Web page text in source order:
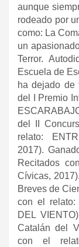
aunque
rodeado por
como: La
un
Terror.
Escuela de
ha dejado de
del I Premio
del II
relato:
2017).
Recitados
Cívicas,
Breves de
con el relato:
DEL
Catalán del
con el